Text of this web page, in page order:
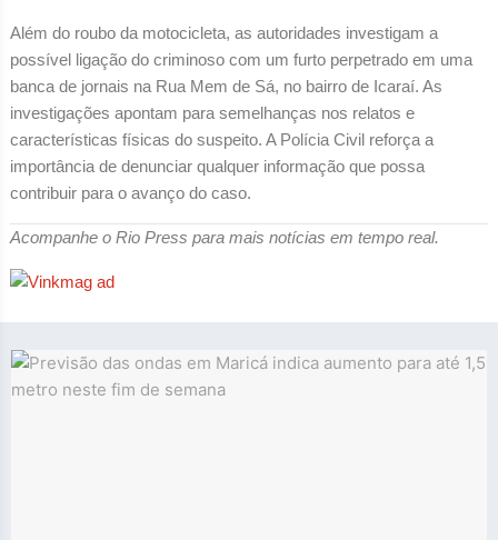
Além do roubo da motocicleta, as autoridades investigam a
possível ligação do criminoso com um furto perpetrado em uma
banca de jornais na Rua Mem de Sá, no bairro de Icaraí. As
investigações apontam para semelhanças nos relatos e
características físicas do suspeito. A Polícia Civil reforça a
importância de denunciar qualquer informação que possa
contribuir para o avanço do caso.
Acompanhe o Rio Press para mais notícias em tempo real.